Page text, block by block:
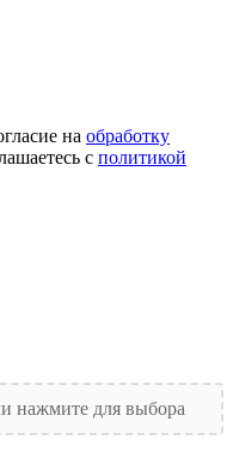
на обработку
с политикой
нажмите для выбора